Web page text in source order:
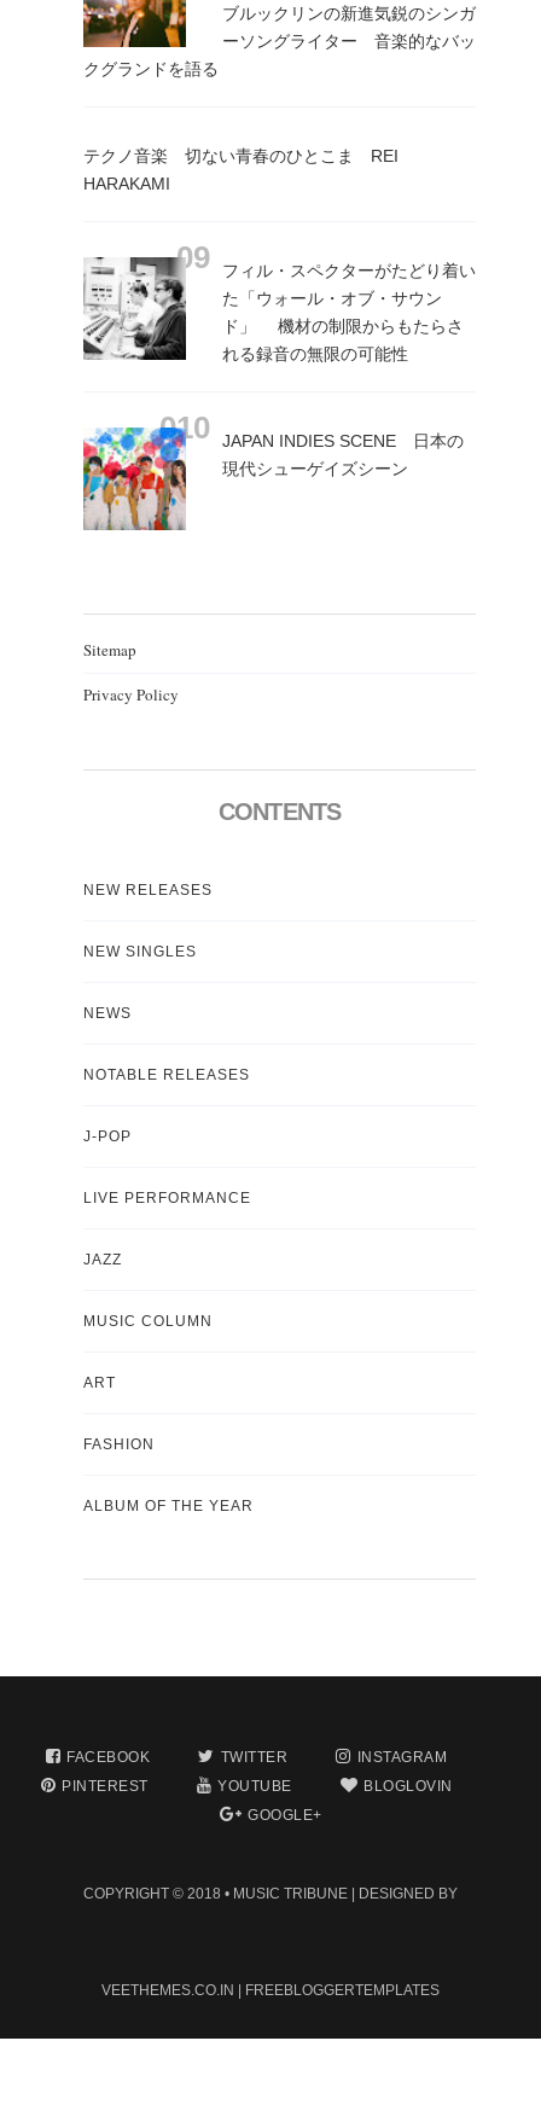
ブルックリンの新進気鋭のシンガ
ーソングライター 音楽的なバッ
クグランドを語る
テクノ音楽 切ない青春のひとこま REI
HARAKAMI
フィル・スペクターがたどり着い
た「ウォール・オブ・サウン
ド」 機材の制限からもたらさ
れる録音の無限の可能性
JAPAN INDIES SCENE 日本の
現代シューゲイズシーン
Sitemap
Privacy Policy
CONTENTS
NEW RELEASES
NEW SINGLES
NEWS
NOTABLE RELEASES
J-POP
LIVE PERFORMANCE
JAZZ
MUSIC COLUMN
ART
FASHION
ALBUM OF THE YEAR
FACEBOOK TWITTER
INSTAGRAM
PINTEREST
YOUTUBE
BLOGLOVIN
GOOGLE+
COPYRIGHT © 2018 • MUSIC TRIBUNE | DESIGNED BY
VEETHEMES.CO.IN | FREEBLOGGERTEMPLATES